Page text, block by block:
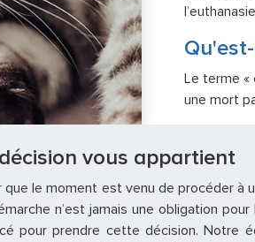
Le terme «
une mort
vous appartient
que le moment est venu de procéder à
n’est jamais une obligation pour
pour prendre cette décision. Notre